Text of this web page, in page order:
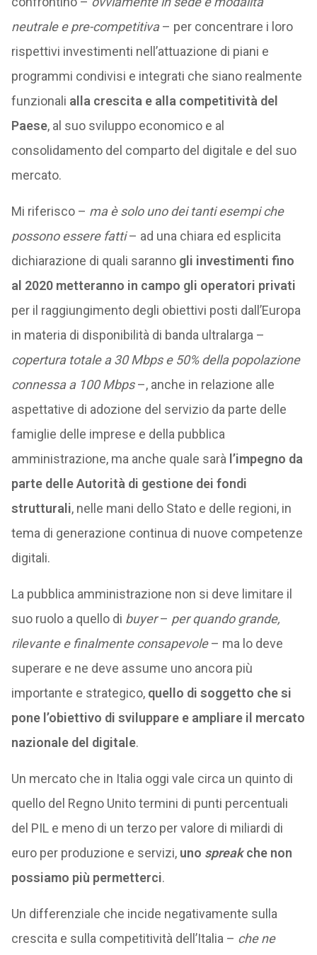
neutrale e pre-competitiva– per concentrare i loro
rispettivi investimenti nell’attuazione di piani e
programmi condivisi e integrati che siano realmente
funzionali alla crescita e alla competitività del
Paese, al suo sviluppo economico e al
consolidamento del comparto del digitale e del suo
mercato.
Mi riferisco – ma è solo uno dei tanti esempi che
possono essere fatti– ad una chiara ed esplicita
dichiarazione di quali saranno gli investimenti fino
al 2020 metteranno in campo gli operatori privati
per il raggiungimento degli obiettivi posti dall’Europa
in materia di disponibilità di banda ultralarga –
copertura totale a 30 Mbps e 50% della popolazione
connessa a 100 Mbps–, anche in relazione alle
aspettative di adozione del servizio da parte delle
famiglie delle imprese e della pubblica
amministrazione, ma anche quale sarà l’impegno da
parte delle Autorità di gestione dei fondi
strutturali, nelle mani dello Stato e delle regioni, in
tema di generazione continua di nuove competenze
digitali.
La pubblica amministrazione non si deve limitare il
suo ruolo a quello di buyer– per quando grande,
rilevante e finalmente consapevole– ma lo deve
superare e ne deve assume uno ancora più
importante e strategico, quello di soggetto che si
pone l’obiettivo di sviluppare e ampliare il mercato
nazionale del digitale.
Un mercato che in Italia oggi vale circa un quinto di
quello del Regno Unito termini di punti percentuali
del PIL e meno di un terzo per valore di miliardi di
euro per produzione e servizi, uno spreakche non
possiamo più permetterci.
Un differenziale che incide negativamente sulla
crescita e sulla competitività dell’Italia – che ne